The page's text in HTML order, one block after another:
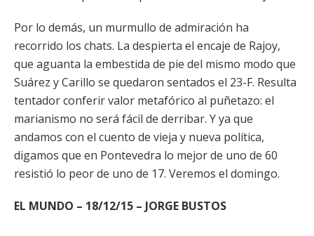
Por lo demás, un murmullo de admiración ha
recorrido los chats. La despierta el encaje de Rajoy,
que aguanta la embestida de pie del mismo modo que
Suárez y Carillo se quedaron sentados el 23-F. Resulta
tentador conferir valor metafórico al puñetazo: el
marianismo no será fácil de derribar. Y ya que
andamos con el cuento de vieja y nueva política,
digamos que en Pontevedra lo mejor de uno de 60
resistió lo peor de uno de 17. Veremos el domingo.
EL MUNDO – 18/12/15 – JORGE BUSTOS